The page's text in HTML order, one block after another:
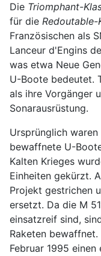
Die Triomphant-
für die Redoutable-
Französischen als
Lanceur d'Engins
was etwa Neue
U-Boote bedeutet.
als ihre Vorgänger
Sonarausrüstung.
Ursprünglich
bewaffnete U-
Kalten Krieges
Einheiten gekürzt.
Projekt gestrichen
ersetzt. Da die M
einsatzreif sind,
Raketen
Februar 1995